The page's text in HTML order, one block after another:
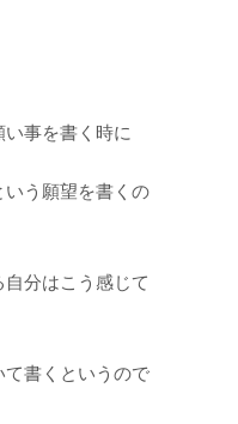
事を書く時に
いう願望を書くの
自分はこう感じて
書くというので